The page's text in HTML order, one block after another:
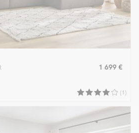
1 699 €
(1)